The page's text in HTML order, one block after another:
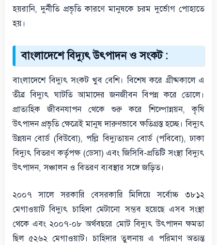
হয়রানি, দুর্নীতি প্রভৃতি কারণে মানুষকে চরম দুর্ভোগ পোহাতে
হয়।
বাংলাদেশে বিদ্যুৎ উৎপাদন ও সংকট :
বাংলাদেশে বিদ্যুৎ সংকট খুব বেশি। বিশেষ করে গ্রীষ্মকালে এ
তীব্র বিদ্যুৎ ঘাটতি আমাদের জনজীবন বিপন্ন করে তোলে।
প্রাত্যহিক জীবনযাপন থেকে শুরু করে শিল্পোন্নয়ন, কৃষি
উৎপাদন প্রভৃতি ক্ষেত্রেই মানুষ দারুণভাবে ক্ষতিগ্রস্ত হচ্ছে। বিদ্যুৎ
উন্নয়ন বোর্ড (বিউবো), পল্লি বিদ্যুতায়ন বোর্ড (পবিবো), ঢাকা
বিদ্যুৎ বিতরণ কর্তৃপক্ষ (ডেসা) এবং জিসিবি-প্রতিটি সংস্থা বিদ্যুৎ
উৎপাদন, সঞ্চালন ও বিতরণ ব্যবস্থার সঙ্গে জড়িত।
২০০৭ সালে সরকারি বেসরকারি মিলিয়ে সর্বোচ্চ ৩৮১২
মেগাওয়াট বিদ্যুৎ চাহিদা মেটানো সম্ভব হয়েছে এসব সংস্থা
থেকে এবং ২০০৭-০৮ অর্থবছরে মোট বিদ্যুৎ উৎপাদন ক্ষমতা
ছিল ৫২৬২ মেগাওয়াট। চাহিদার তুলনায় এ পরিমাণ অত্যন্ত